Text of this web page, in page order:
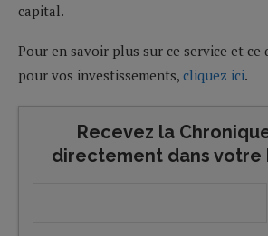
capital.
Pour en savoir plus sur ce service et ce
pour vos investissements, cliquez ici.
Recevez la
directement dans votre